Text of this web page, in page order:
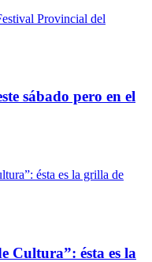
sábado pero en el
Cultura”: ésta es la